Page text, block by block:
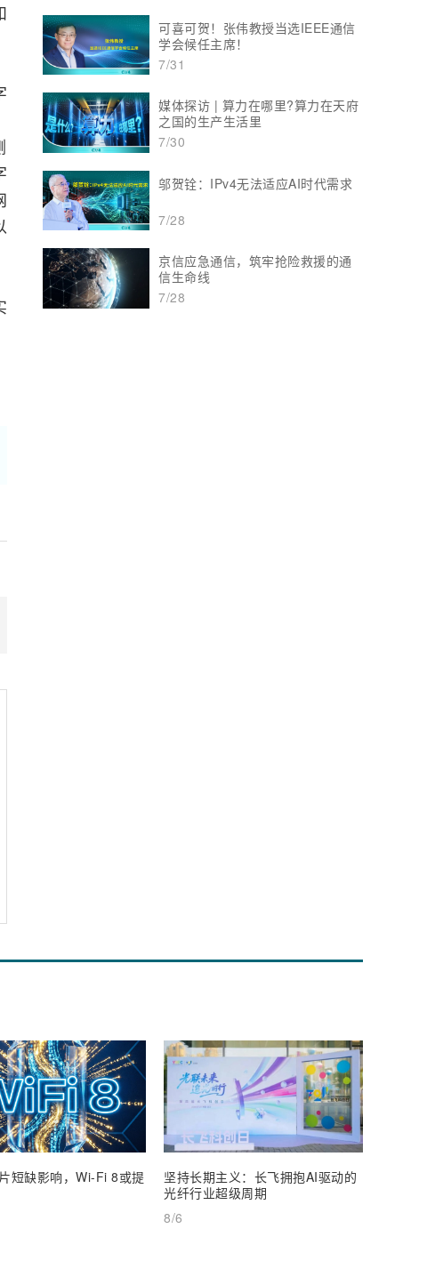
可喜可贺！张伟教授当选IEEE通信
学会候任主席！
7/31
媒体探访 | 算力在哪里?算力在天府
之国的生产生活里
7/30
邬贺铨：IPv4无法适应AI时代需求
7/28
京信应急通信，筑牢抢险救援的通
信生命线
7/28
短缺影响，Wi-Fi 8或提
坚持长期主义：长飞拥抱AI驱动的
光纤行业超级周期
8/6